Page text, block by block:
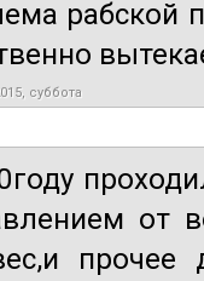
рабской
суббота
от